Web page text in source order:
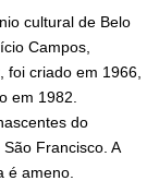
cultural de Belo
Campos,
foi criado em 1966,
em 1982.
do
Francisco. A
é ameno.